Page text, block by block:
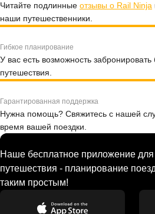
Читайте подлинные отзывы о Rail Ninja
наши путешественники.
Гибкое планирование
У вас есть возможность
путешествия.
Гарантированная поддержка
Нужна помощь? Свяжитесь с нашей
время вашей поездки.
Наше бесплатное приложение
путешествия - планирование
таким простым!